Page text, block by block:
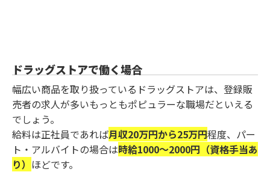
ドラッグストアで働く場合
幅広い商品を取り扱っているドラッグストアは、登録販
売者の求人が多いもっともポピュラーな職場だといえる
でしょう。
給料は正社員であれば月収20万円から25万円程度、パー
ト・アルバイトの場合は時給1000～2000円（資格手当あ
り） ほどです。